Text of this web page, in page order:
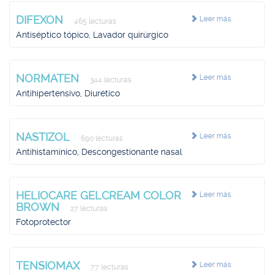
Leer más
DIFEXON 465 lecturas
Antiséptico tópico, Lavador quirúrgico
Leer más
NORMATEN 344 lecturas
Antihipertensivo, Diurético
Leer más
NASTIZOL 690 lecturas
Antihistamínico, Descongestionante nasal
Leer más
HELIOCARE GELCREAM COLOR
BROWN
27 lecturas
Fotoprotector
Leer más
TENSIOMAX 77 lecturas